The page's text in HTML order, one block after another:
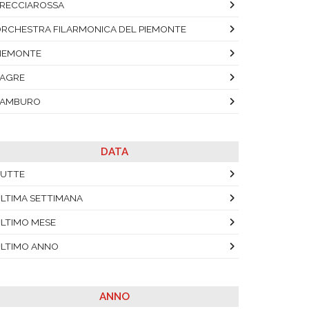
FILARMONICA DEL PIEMONTE
DATA
SETTIMANA
MESE
ANNO
ANNO